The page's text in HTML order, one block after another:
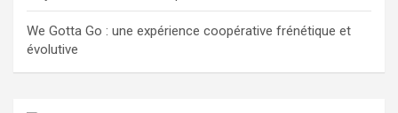
We Gotta Go : une expérience coopérative frénétique et
évolutive